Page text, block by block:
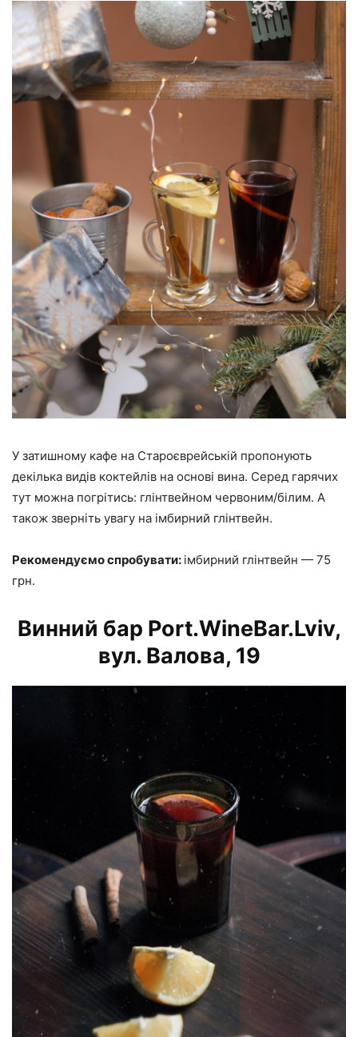
У затишному кафе на Староєврейській пропонують
декілька видів коктейлів на основі вина. Серед гарячих
тут можна погрітись: глінтвейном червоним/білим. А
також зверніть увагу на імбирний глінтвейн.
Рекомендуємо спробувати: імбирний глінтвейн — 75
грн.
Винний бар Port.WineBar.Lviv,
вул. Валова, 19